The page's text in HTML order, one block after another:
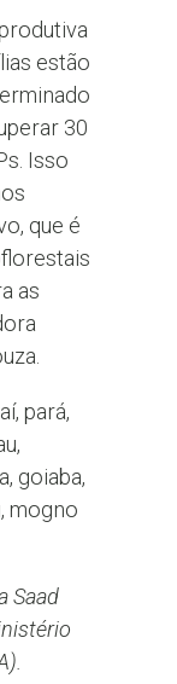
estão
30
Isso
que é
as
pará,
goiaba,
mogno
Saad